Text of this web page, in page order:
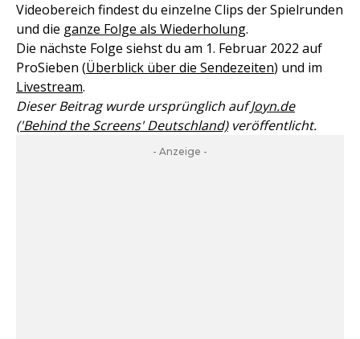
Videobereich findest du einzelne Clips der Spielrunden
und die ganze Folge als Wiederholung.
Die nächste Folge siehst du am 1. Februar 2022 auf
ProSieben (Überblick über die Sendezeiten) und im
Livestream.
Dieser Beitrag wurde ursprünglich aufJoyn.de
('Behind the Screens' Deutschland)veröffentlicht.
- Anzeige -